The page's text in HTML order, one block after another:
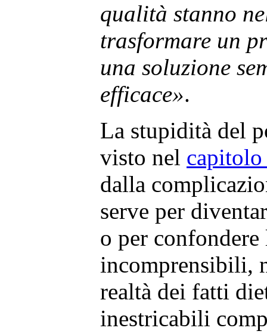
qualità stanno
trasformare un
una soluzione
efficace».
La stupidità del
visto nel
dalla
serve per
o per confondere
incomprensibili,
realtà dei fatti
inestricabili